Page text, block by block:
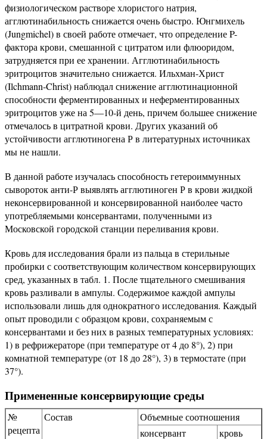
физиологическом растворе хлористого натрия,
агглютинабильность снижается очень быстро. Юнгмихель
(Jungmichel) в своей работе отмечает, что определение P-
фактора крови, смешанной с цитратом или флюоридом,
затрудняется при ее хранении. Агглютинабильность
эритроцитов значительно снижается. Ильхман-Христ
(Ilchmann-Christ) наблюдал снижение агглютинационной
способности ферментированных и неферментированных
эритроцитов уже на 5—10-й день, причем большее снижение
отмечалось в цитратной крови. Других указаний об
устойчивости агглютиногена Р в литературных источниках
мы не нашли.
В данной работе изучалась способность гетероиммунных
сывороток анти-Р выявлять агглютиноген Р в крови жидкой
неконсервированной и консервированной наиболее часто
употребляемыми консервантами, полученными из
Московской городской станции переливания крови.
Кровь для исследования брали из пальца в стерильные
пробирки с соответствующим количеством консервирующих
сред, указанных в табл. 1. После тщательного смешивания
кровь разливали в ампулы. Содержимое каждой ампулы
использовали лишь для однократного исследования. Каждый
опыт проводили с образцом крови, сохраняемым с
консервантами и без них в разных температурных условиях:
1) в рефрижераторе (при температуре от 4 до 8°), 2) при
комнатной температуре (от 18 до 28°), 3) в термостате (при
37°).
Примененные консервирующие среды
№
рецепта
Состав
Объемные соотношения
консервант
кровь